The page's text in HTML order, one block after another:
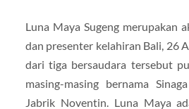
Luna Maya Sugeng merupakan
dan presenter kelahiran Bali, 26
dari tiga bersaudara tersebut
masing-masing bernama
Jabrik Noventin. Luna Maya